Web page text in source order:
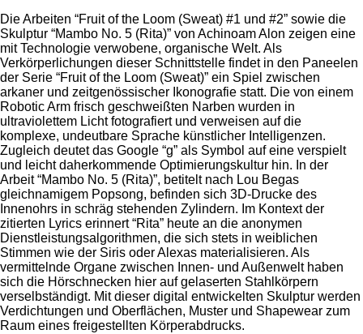
Die Arbeiten “Fruit of the Loom (Sweat) #1 und #2” sowie die
Skulptur “Mambo No. 5 (Rita)” von Achinoam Alon zeigen eine
mit Technologie verwobene, organische Welt. Als
Verkörperlichungen dieser Schnittstelle findet in den Paneelen
der Serie “Fruit of the Loom (Sweat)” ein Spiel zwischen
arkaner und zeitgenössischer Ikonografie statt. Die von einem
Robotic Arm frisch geschweißten Narben wurden in
ultraviolettem Licht fotografiert und verweisen auf die
komplexe, undeutbare Sprache künstlicher Intelligenzen.
Zugleich deutet das Google “g” als Symbol auf eine verspielt
und leicht daherkommende Optimierungskultur hin. In der
Arbeit “Mambo No. 5 (Rita)”, betitelt nach Lou Begas
gleichnamigem Popsong, befinden sich 3D-Drucke des
Innenohrs in schräg stehenden Zylindern. Im Kontext der
zitierten Lyrics erinnert “Rita” heute an die anonymen
Dienstleistungsalgorithmen, die sich stets in weiblichen
Stimmen wie der Siris oder Alexas materialisieren. Als
vermittelnde Organe zwischen Innen- und Außenwelt haben
sich die Hörschnecken hier auf gelaserten Stahlkörpern
verselbständigt. Mit dieser digital entwickelten Skulptur werden
Verdichtungen und Oberflächen, Muster und Shapewear zum
Raum eines freigestellten Körperabdrucks.